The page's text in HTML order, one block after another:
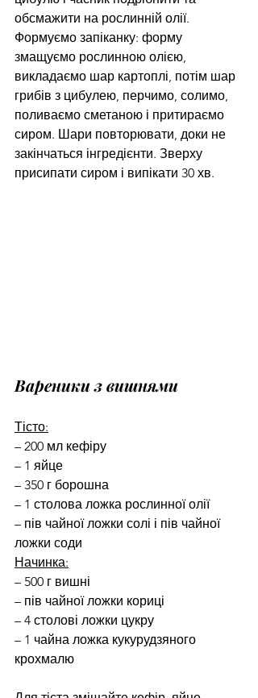
обсмажити на рослинній олії.
Формуємо запіканку: форму
змащуємо рослинною олією,
викладаємо шар картоплі, потім шар
грибів з цибулею, перчимо, солимо,
поливаємо сметаною і притираємо
сиром. Шари повторювати, доки не
закінчаться інгредієнти. Зверху
присипати сиром і випікати 30 хв.
Вареники з вишнями
Тісто:
– 200 мл кефіру
– 1 яйце
– 350 г борошна
– 1 столова ложка рослинної олії
– пів чайної ложки солі і пів чайної
ложки соди
Начинка:
– 500 г вишні
– пів чайної ложки кориці
– 4 столові ложки цукру
– 1 чайна ложка кукурудзяного
крохмалю